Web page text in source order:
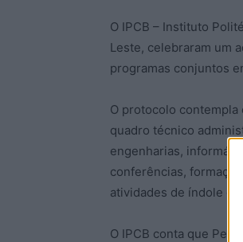
O IPCB – Instituto
Leste, celebraram um
programas conjuntos
O protocolo
quadro técnico
engenharias,
conferências,
atividades de índole
O IPCB conta que